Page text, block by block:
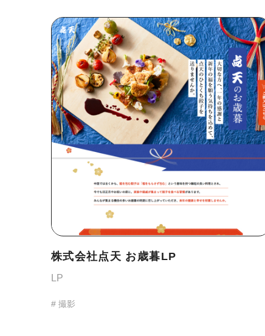
株式会社点天 お歳暮LP
LP
# 撮影